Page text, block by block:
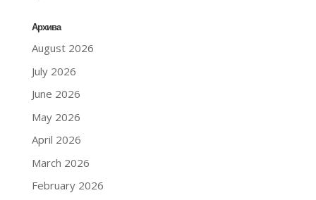
Архива
August 2026
July 2026
June 2026
May 2026
April 2026
March 2026
February 2026